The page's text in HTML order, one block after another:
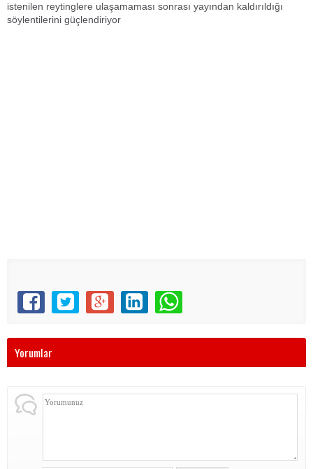
istenilen reytinglere ulaşamaması sonrası yayından kaldırıldığı
söylentilerini güçlendiriyor
Yorumlar